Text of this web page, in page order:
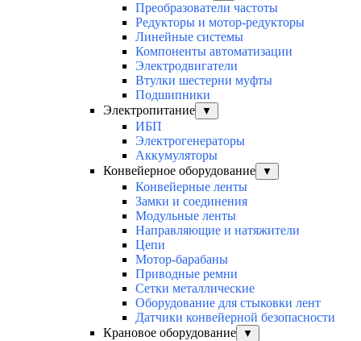
Преобразователи частоты
Редукторы и мотор-редукторы
Линейные системы
Компоненты автоматизации
Электродвигатели
Втулки шестерни муфты
Подшипники
Электропитание
▼
ИБП
Электрогенераторы
Аккумуляторы
Конвейерное оборудование
▼
Конвейерные ленты
Замки и соединения
Модульные ленты
Направляющие и натяжители
Цепи
Мотор-барабаны
Приводные ремни
Сетки металлические
Оборудование для стыковки лент
Датчики конвейерной безопасности
Крановое оборудование
▼